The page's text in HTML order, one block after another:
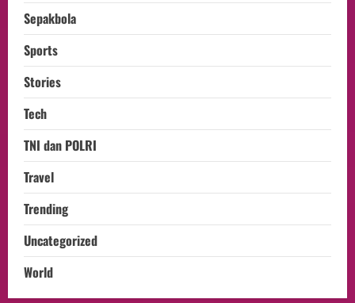
Sepakbola
Sports
Stories
Tech
TNI dan POLRI
Travel
Trending
Uncategorized
World